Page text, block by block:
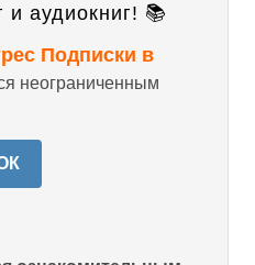
и аудиокниг! 📚
Подписки в
неограниченным